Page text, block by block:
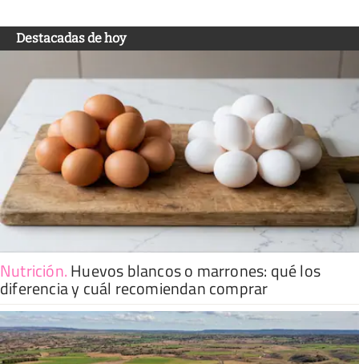
Destacadas de hoy
Nutrición.Huevos blancos o marrones: qué los
diferencia y cuál recomiendan comprar